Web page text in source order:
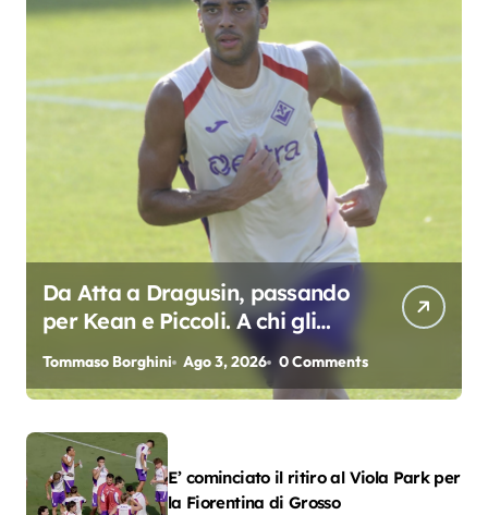
Da Atta a Dragusin, passando
per Kean e Piccoli. A chi gli
oscar del precampionato?
Tommaso Borghini Ago 3, 2026 0 Comments
E’ cominciato il ritiro al Viola Park per
la Fiorentina di Grosso